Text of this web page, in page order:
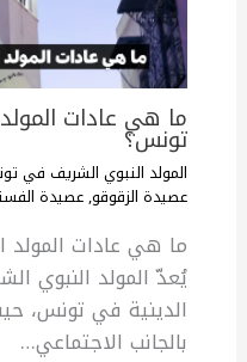
ما هي عادات
تونس؟
المولد النبوي الشريف في
عصيدة الزقوقو,عصيدة
ما هي عادات
يُعدّ المولد النبوي
الدينية في تونس،
بالجانب الاجتماعي…